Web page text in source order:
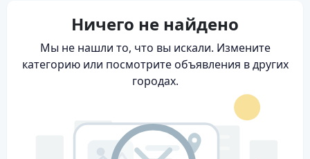
Ничего не найдено
Мы не нашли то, что вы искали. Измените
категорию или посмотрите объявления в других
городах.